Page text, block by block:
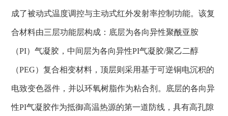
成了被动式温度调控与主动式红外发射率控制功能。该复
合材料由三层功能层构成：底层为各向异性聚酰亚胺
（PI）气凝胶，中间层为各向异性PI气凝胶/聚乙二醇
（PEG）复合相变材料，顶层则采用基于可逆铜电沉积的
电致变色器件，并以环氧树脂作为粘合剂。底层的各向异
性PI气凝胶作为抵御高温热源的第一道防线，具有高孔隙